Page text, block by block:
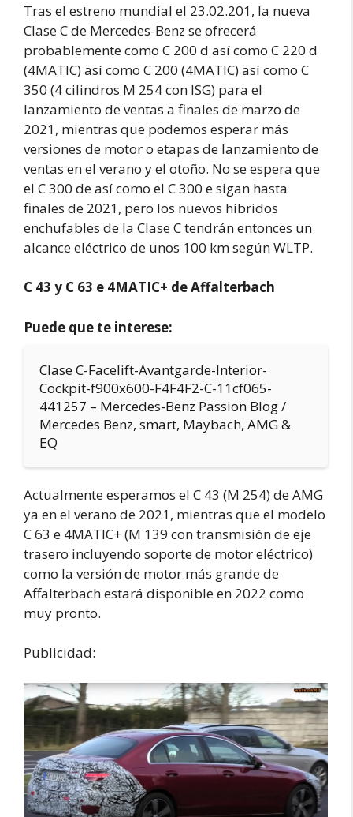
Tras el estreno mundial el 23.02.201, la nueva
Clase C de Mercedes-Benz se ofrecerá
probablemente como C 200 d así como C 220 d
(4MATIC) así como C 200 (4MATIC) así como C
350 (4 cilindros M 254 con ISG) para el
lanzamiento de ventas a finales de marzo de
2021, mientras que podemos esperar más
versiones de motor o etapas de lanzamiento de
ventas en el verano y el otoño. No se espera que
el C 300 de así como el C 300 e sigan hasta
finales de 2021, pero los nuevos híbridos
enchufables de la Clase C tendrán entonces un
alcance eléctrico de unos 100 km según WLTP.
C 43 y C 63 e 4MATIC+ de Affalterbach
Puede que te interese:
Clase C-Facelift-Avantgarde-Interior-
Cockpit-f900x600-F4F4F2-C-11cf065-
441257 – Mercedes-Benz Passion Blog /
Mercedes Benz, smart, Maybach, AMG &
EQ
Actualmente esperamos el C 43 (M 254) de AMG
ya en el verano de 2021, mientras que el modelo
C 63 e 4MATIC+ (M 139 con transmisión de eje
trasero incluyendo soporte de motor eléctrico)
como la versión de motor más grande de
Affalterbach estará disponible en 2022 como
muy pronto.
Publicidad: